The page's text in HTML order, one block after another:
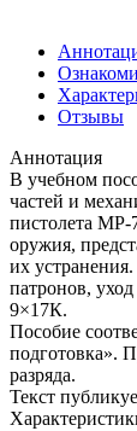
Отзывы
Аннотация
В учебном
частей и
пистолета МР-
оружия,
их
патронов,
9×17К.
Пособие
подготовка».
разряда.
Текст